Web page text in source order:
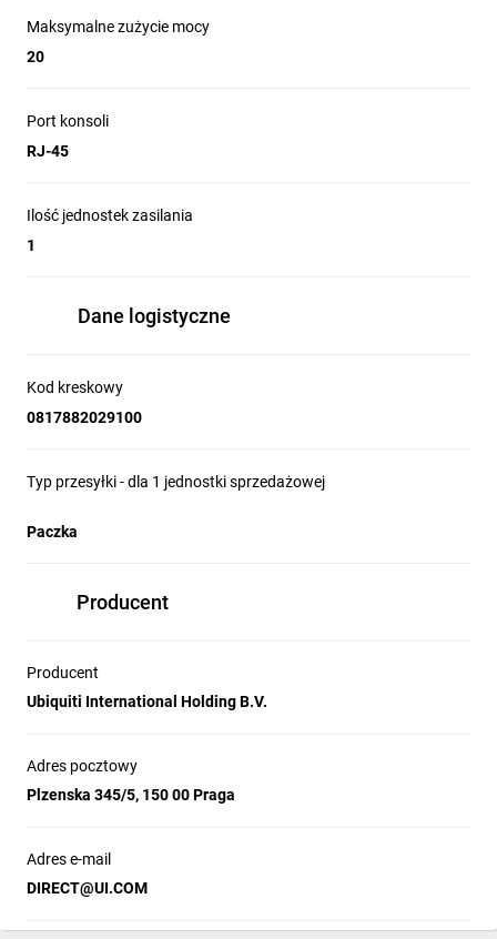
Maksymalne zużycie mocy
20
Port konsoli
RJ-45
Ilość jednostek zasilania
1
Dane logistyczne
Kod kreskowy
0817882029100
Typ przesyłki - dla 1 jednostki sprzedażowej
Paczka
Producent
Producent
Ubiquiti International Holding B.V.
Adres pocztowy
Plzenska 345/5, 150 00 Praga
Adres e-mail
DIRECT@UI.COM